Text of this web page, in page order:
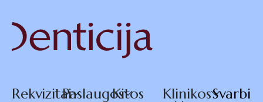
RekvizitaiPaslaugosKitos KlinikosSvarbi